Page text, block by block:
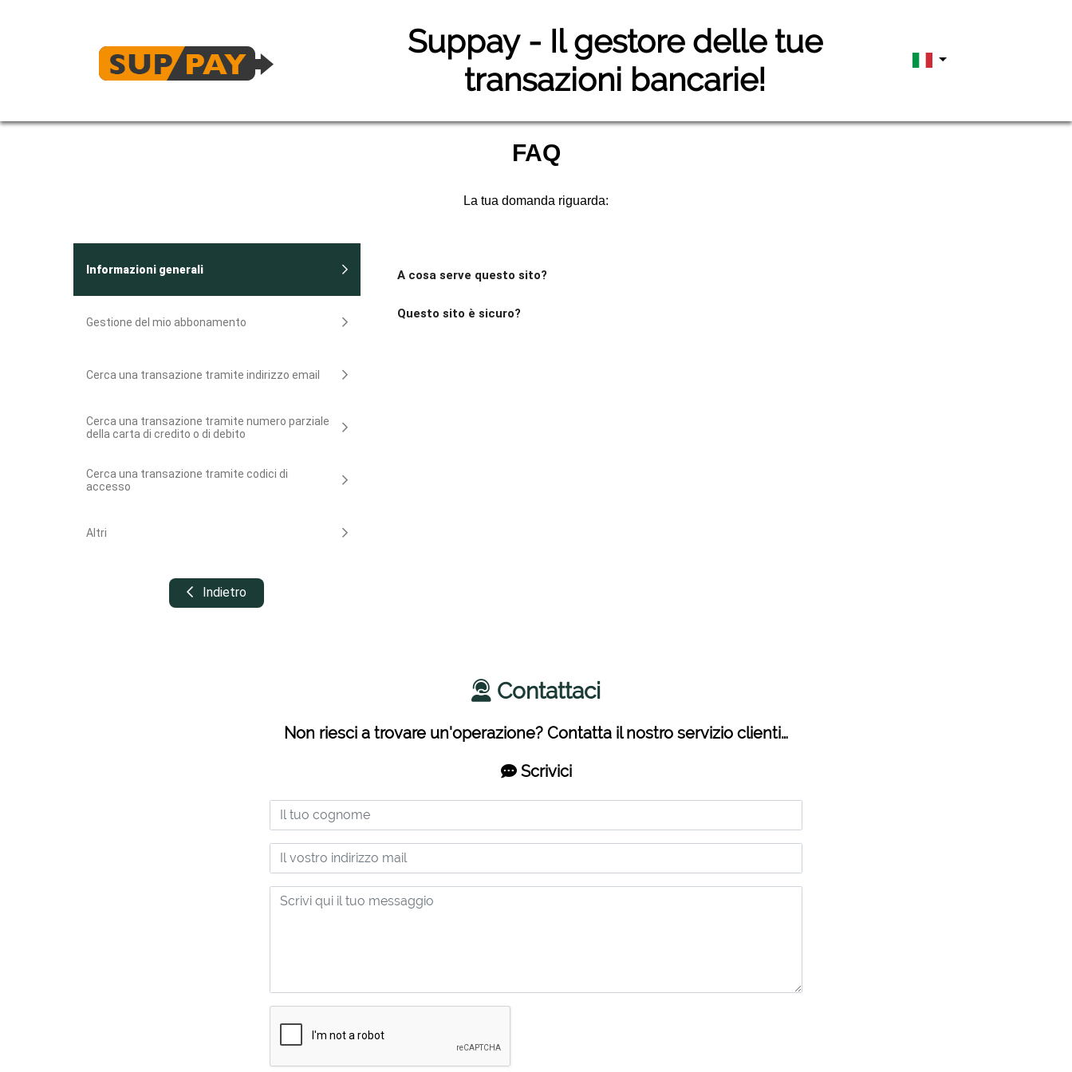
suppay- Il gestore delle tue
transazioni bancarie!
FAQ
La tua domanda riguarda:
Informazioni generali
Gestione del mio abbonamento
Cerca una transazione tramite indirizzo email
Cerca una transazione tramite numero parziale
della carta di credito o di debito
Cerca una transazione tramite codici di
accesso
Altri
Indietro
A cosa serve questo sito?
Questo sito è sicuro?
Contattaci
Non riesci a trovare un'operazione? Contatta il nostro servizio clienti…
Scrivici